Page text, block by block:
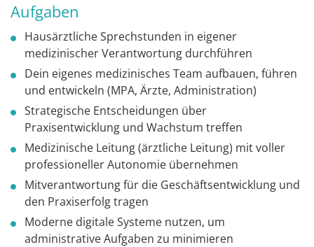
Aufgaben
Hausärztliche Sprechstunden in eigener
medizinischer Verantwortung durchführen
Dein eigenes medizinisches Team aufbauen, führen
und entwickeln (MPA, Ärzte, Administration)
Strategische Entscheidungen über
Praxisentwicklung und Wachstum treffen
Medizinische Leitung (ärztliche Leitung) mit voller
professioneller Autonomie übernehmen
Mitverantwortung für die Geschäftsentwicklung und
den Praxiserfolg tragen
Moderne digitale Systeme nutzen, um
administrative Aufgaben zu minimieren